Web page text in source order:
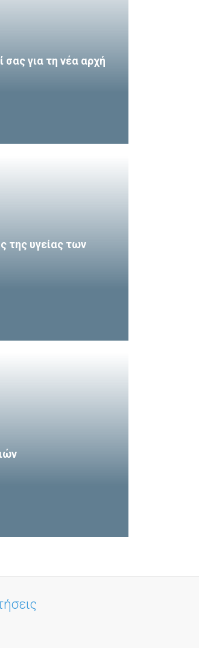
για τη νέα αρχή
της υγείας των